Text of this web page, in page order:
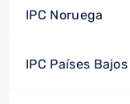
IPC Noruega
IPC Países Bajos